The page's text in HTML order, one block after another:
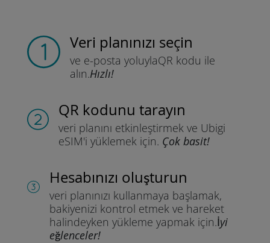
Veri planınızı seçin
ve e-posta yoluylaQR kodu ile
alın.Hızlı!
QR kodunu tarayın
veri planını etkinleştirmek ve Ubigi
eSIM'i yüklemek için. Çok basit!
Hesabınızı oluşturun
veri planınızı kullanmaya başlamak,
bakiyenizi kontrol etmek ve hareket
halindeyken yükleme yapmak için.İyi
eğlenceler!